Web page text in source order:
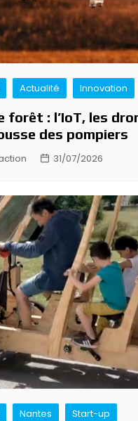
Actualité Innovation
forêt : l’IoT, les
des pompiers
31/07/2026
Nantes
Start-up